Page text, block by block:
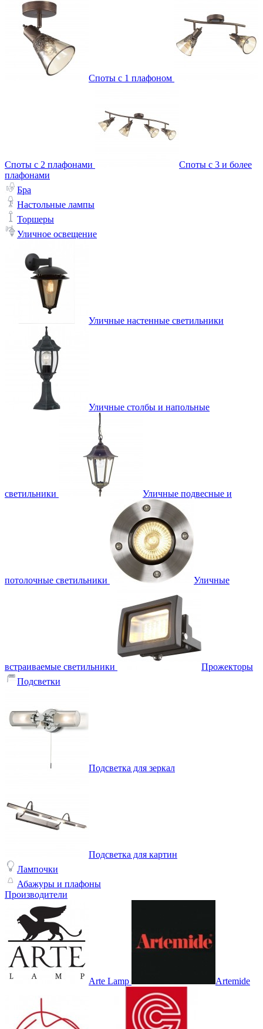
Споты с 1 плафоном
Споты с 2 плафонами
Споты с 3 и более
плафонами
Бра
Настольные лампы
Торшеры
Уличное освещение
Уличные настенные светильники
Уличные столбы и напольные
светильники Уличные подвесные и
потолочные светильники Уличные
встраиваемые светильники
Прожекторы
Подсветки
Подсветка для зеркал
Подсветка для картин
Лампочки
Абажуры и плафоны
Производители
Arte Lamp Artemide